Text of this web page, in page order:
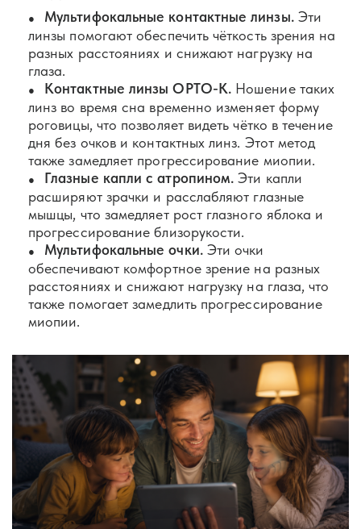
Мультифокальные контактные линзы.Эти
линзы помогают обеспечить чёткость зрения на
разных расстояниях и снижают нагрузку на
глаза.
Контактные линзы ОРТО-К. Ношение таких
линз во время сна временно изменяет форму
роговицы, что позволяет видеть чётко в течение
дня без очков и контактных линз. Этот метод
также замедляет прогрессирование миопии.
Глазные капли с атропином. Эти капли
расширяют зрачки и расслабляют глазные
мышцы, что замедляет рост глазного яблока и
прогрессирование близорукости.
Мультифокальные очки.Эти очки
обеспечивают комфортное зрение на разных
расстояниях и снижают нагрузку на глаза, что
также помогает замедлить прогрессирование
миопии.